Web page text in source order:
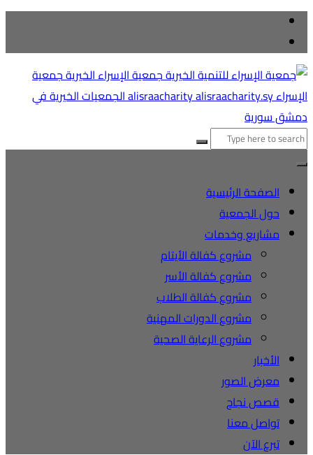
التجاوز
المحتوى
البحث
عن:
الصفحة الرئيسية
حول الجمعية
مشاريع وخدمات
مشروع كفالة الأيتام
مشروع كفالة الأسر
مشروع كفالة الطلاب
مشروع الدورات المهنية
مشروع الرعاية الصحية
الأخبار
معرض الصور
قصص نجاح
تواصل معنا
تبرع الآن